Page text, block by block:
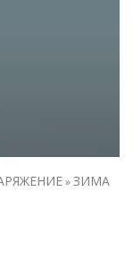
»ЗИМА